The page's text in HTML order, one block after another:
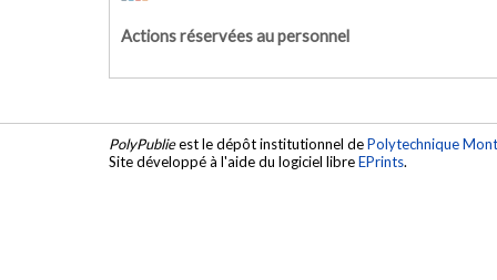
Actions réservées au personnel
PolyPublieest le dépôt institutionnel dePolytechnique
Site développé à l'aide du logiciel libreEPrints.